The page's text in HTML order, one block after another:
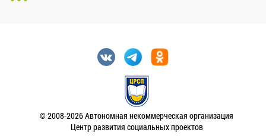
© 2008-2026 Автономная некоммерческая организация
Центр развития социальных проектов